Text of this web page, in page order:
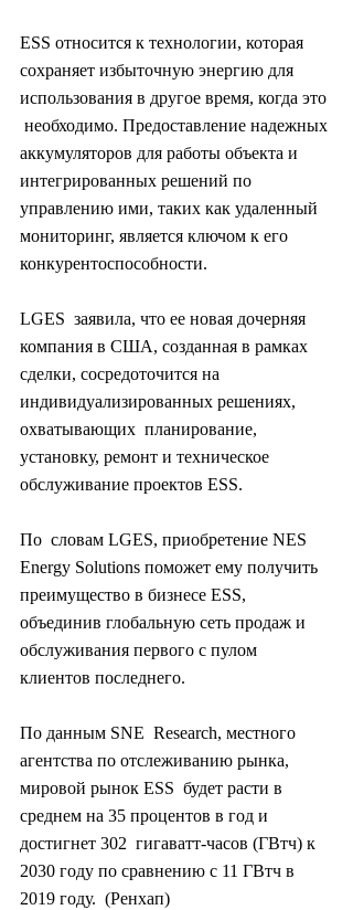
ESS относится к технологии, которая
сохраняет избыточную энергию для
использования в другое время, когда это
необходимо. Предоставление надежных
аккумуляторов для работы объекта и
интегрированных решений по
управлению ими, таких как удаленный
мониторинг, является ключом к его
конкурентоспособности.
LGES  заявила, что ее новая дочерняя
компания в США, созданная в рамках
сделки, сосредоточится на
индивидуализированных решениях,
охватывающих  планирование,
установку, ремонт и техническое
обслуживание проектов ESS.
По  словам LGES, приобретение NES
Energy Solutions поможет ему получить
преимущество в бизнесе ESS,
объединив глобальную сеть продаж и
обслуживания первого с пулом
клиентов последнего.
По данным SNE  Research, местного
агентства по отслеживанию рынка,
мировой рынок ESS  будет расти в
среднем на 35 процентов в год и
достигнет 302  гигаватт-часов (ГВтч) к
2030 году по сравнению с 11 ГВтч в
2019 году.  (Ренхап)